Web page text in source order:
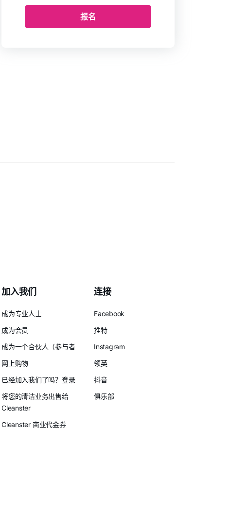
报名
加入我们
成为专业人士
成为会员
成为一个合伙人（参与者
网上购物
已经加入我们了吗？登录
将您的清洁业务出售给
Cleanster
Cleanster 商业代金券
连接
Facebook
推特
Instagram
领英
抖音
俱乐部